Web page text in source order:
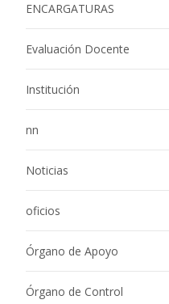
ENCARGATURAS
Evaluación Docente
Institución
nn
Noticias
oficios
Órgano de Apoyo
Órgano de Control